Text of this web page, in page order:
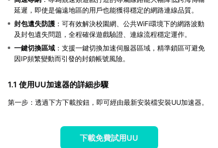
延遲，即使是偏遠地區的用戶也能獲得穩定的網路連線品質。
封包遺失防護 ：可有效解決校園網、公共WiFi環境下的網路波動
及封包遺失問題，全程確保遊戲驗證、連線流程穩定運作。
一鍵切換區域 ：支援一鍵切換加速伺服器區域，精準鎖區可避免
因IP頻繁變動而引發的封鎖帳號風險。
1.1 使用UU加速器的詳細步驟
第一步：透過下方下載按鈕，即可經由最新安裝檔安裝UU加速器。
下載免費試用UU